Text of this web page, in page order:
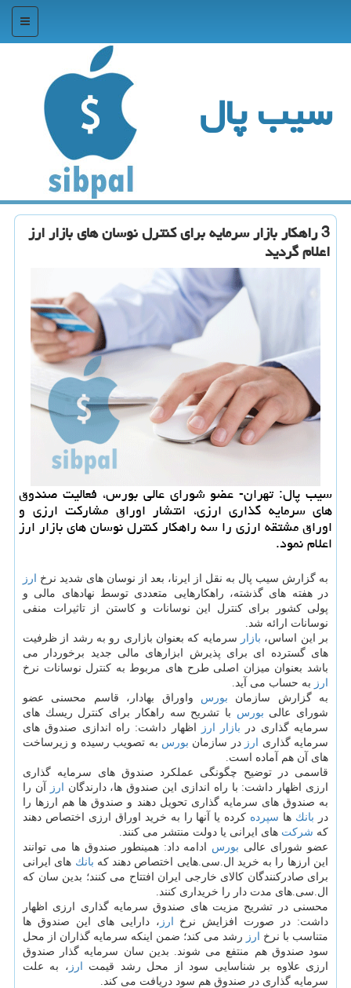
منو
سیب پال
3 راهكار بازار سرمایه برای كنترل نوسان های بازار ارز
اعلام گردید
سیب پال: تهران- عضو شورای عالی بورس، فعالیت صندوق
های سرمایه گذاری ارزی، انتشار اوراق مشاركت ارزی و
اوراق مشتقه ارزی را سه راهكار كنترل نوسان های بازار ارز
اعلام نمود.
به گزارش سیب پال به نقل از ایرنا، بعد از نوسان های شدید نرخ ارز
در هفته های گذشته، راهكارهایی متعددی توسط نهادهای مالی و
پولی كشور برای كنترل این نوسانات و كاستن از تاثیرات منفی
نوسانات ارائه شد.
بر این اساس، بازار سرمایه كه بعنوان بازاری رو به رشد از ظرفیت
های گسترده ای برای پذیرش ابزارهای مالی جدید برخوردار می
باشد بعنوان میزان اصلی طرح های مربوط به كنترل نوسانات نرخ
ارز به حساب می آید.
به گزارش سازمان بورس واوراق بهادار، قاسم محسنی عضو
شورای عالی بورس با تشریح سه راهكار برای كنترل ریسك های
سرمایه گذاری در بازار ارز
اظهار داشت: راه اندازی صندوق های
سرمایه گذاری ارز در سازمان بورس به تصویب رسیده و زیرساخت
های آن هم آماده است.
قاسمی در توضیح چگونگی عملكرد صندوق های سرمایه گذاری
ارزی اظهار داشت: با راه اندازی این صندوق ها، دارندگان ارز
آن را
به صندوق های سرمایه گذاری تحویل دهند و صندوق ها هم ارزها را
در بانك ها سپرده كرده یا آنها را به خرید اوراق ارزی اختصاص دهند
كه شركت های ایرانی یا دولت منتشر می كنند.
عضو شورای عالی بورس ادامه داد: همینطور صندوق ها می توانند
این ارزها را به خرید ال.سی.هایی اختصاص دهند كه بانك های ایرانی
برای صادركنندگان كالای خارجی ایران افتتاح می كنند؛ بدین سان كه
ال.سی.های مدت دار را خریداری كنند.
محسنی در تشریح مزیت های صندوق سرمایه گذاری ارزی اظهار
داشت: در صورت افزایش نرخ ارز ، دارایی های این صندوق ها
متناسب با نرخ ارز رشد می كند؛ ضمن اینكه سرمایه گذاران از محل
سود صندوق هم منتفع می شوند. بدین سان سرمایه گذار صندوق
ارزی علاوه بر شناسایی سود از محل رشد قیمت ارز ، به علت
سرمایه گذاری در صندوق هم سود دریافت می كند.